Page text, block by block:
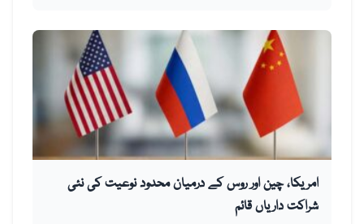
امریکا، چین اور روس کے درمیان محدود نوعیت کی نئی
شراکت داریاں قائم